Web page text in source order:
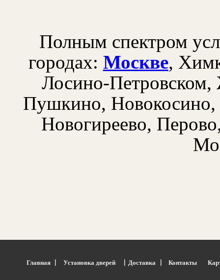
Полным спектром
городах: Москве,
Лосино-Петровском,
Пушкино, Новокосино,
Новогиреево,
Главная | Установка дверей | Доставка | Контакты